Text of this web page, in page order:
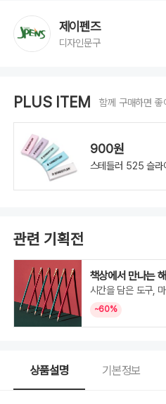
제이펜즈
디자인문구
PLUS ITEM 함께 구매하면 좋
900원
스테들러 525 슬라
관련 기획전
책상에서 만나는
시간을 담은 도구,
~60%
상품설명 기본정보